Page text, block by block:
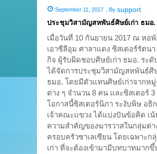
September 11, 2017 , By support
ประชุมวิสามัญสหพันธ์ศิษย์เก่า ธมอ.
เมื่อวันที่ 10 กันยายน 2017 ณ หอ
เอาซีลีอุม ศาลาแดง ซิสเตอร์รัตน
กิจ ผู้รับผิดชอบศิษย์เก่า ธมอ. ระดั
ได้จัดการประชุมวิสามัญสหพันธ์ศิ
ธมอ. โดยมีตัวแทนศิษย์เก่าจากห
ต่าง ๆ จำนวน 8 คน และซิสเตอร์
โอกาสนี้ซิสเตอร์นิภา ระงับพิษ อธิ
เจ้าคณะแขวง ได้แบ่งปันข้อคิด เน้
ความสำคัญของฆารวาสในกลุ่มต่า
ครอบครัวซาเลเซียน โดยเฉพาะก
เก่า ที่จะต้องเข้ามามีบทบาทมากขึ้